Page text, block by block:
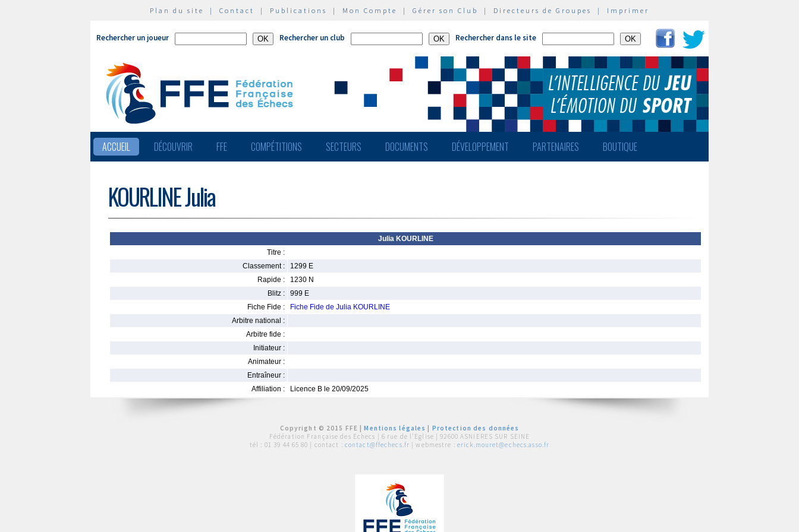
Plan du site | Contact | Publications | Mon Compte | Gérer son Club | Directeurs de Groupes | Imprimer
Rechercher un joueur Rechercher un club Rechercher dans le site
ACCUEIL DÉCOUVRIR FFE COMPÉTITIONS SECTEURS DOCUMENTS DÉVELOPPEMENT PARTENAIRES BOUTIQUE
KOURLINE Julia
Julia KOURLINE
Titre :
Classement :
1299 E
Rapide :
1230 N
Blitz :
999 E
Fiche Fide :
Fiche Fide de Julia KOURLINE
Arbitre national :
Arbitre fide :
Initiateur :
Animateur :
Entraîneur :
Affiliation :
Licence B le 20/09/2025
Copyright © 2015 FFE |Mentions légales
Protection des données
Fédération Française des Echecs | 6 rue de l'Eglise | 92600 ASNIERES SUR SEINE
tél : 01 39 44 65 80 | contact : contact@ffechecs.fr | webmestre : erick.mouret@echecs.asso.fr